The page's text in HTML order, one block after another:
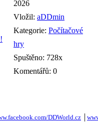
2026
Vložil: aDDmin
Kategorie: Počítačové
hry
Spuštěno: 728x
Komentářů: 0
DDWorld.cz